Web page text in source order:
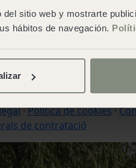
sitio web y mostrarte
hábitos de navegación.
amb nosaltres
Español ,Italian,Catala,
Wecamp –Condicions
·Política de cookies·
de contratació